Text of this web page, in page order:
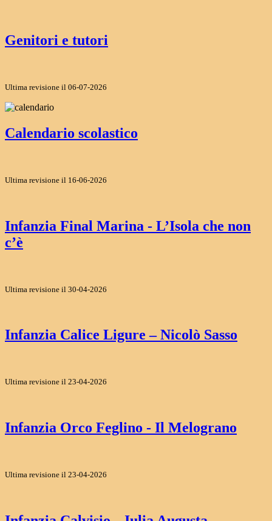
Genitori e tutori
Ultima revisione il 06-07-2026
Calendario scolastico
Ultima revisione il 16-06-2026
Infanzia Final Marina - L’Isola che non
c’è
Ultima revisione il 30-04-2026
Infanzia Calice Ligure – Nicolò Sasso
Ultima revisione il 23-04-2026
Infanzia Orco Feglino - Il Melograno
Ultima revisione il 23-04-2026